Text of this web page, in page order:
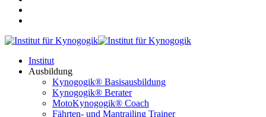
Institut
Ausbildung
Kynogogik® Basisausbildung
Kynogogik® Berater
MotoKynogogik® Coach
Fährten- und Mantrailing Trainer